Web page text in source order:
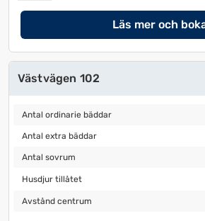
Läs mer och
Västvägen 102
Antal ordinarie bäddar
Antal ordinarie bäddar
Antal extra bäddar
Antal extra bäddar
Antal sovrum
Antal sovrum
Husdjur tillåtet
Husdjur tillåtet
Avstånd centrum
Avstånd centrum